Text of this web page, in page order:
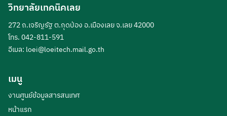
วิทยาลัยเทคนิคเลย
272 ถ.เจริญรัฐ ต.กุดป่อง อ.เมืองเลย จ.เลย 42000
โทร. 042-811-591
อีเมล: loei@loeitech.mail.go.th
เมนู
งานศูนย์ข้อมูลสารสนเทศ
หน้าแรก